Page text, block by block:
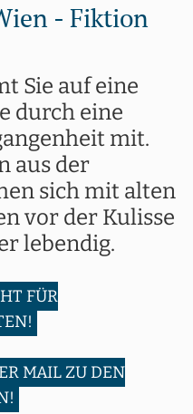
- Fiktion
Sie auf eine
durch eine
mit.
aus der
sich mit alten
vor der Kulisse
lebendig.
FÜR
MAIL ZU DEN